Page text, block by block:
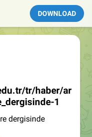
DOWNLOAD
tr/haber/ar
1
dergisinde